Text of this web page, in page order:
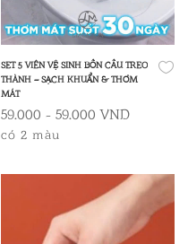
SET 5 VIÊN VỆ SINH BỒN CẦU TREO
THÀNH – SẠCH KHUẨN & THƠM
MÁT
59.000 - 59.000 VND
có 2 màu